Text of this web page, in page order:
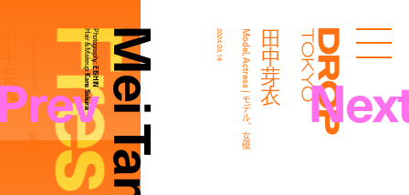
Droptokyo
Photography:
EISHIN
Hair & Makeup:
Kana Sakurai 田中芽衣
Model, Actress | モデル、女優
2024.03.18
衣Model, Actress | モデル、女優